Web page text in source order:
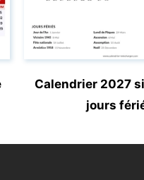
Calendrier 2027
jours